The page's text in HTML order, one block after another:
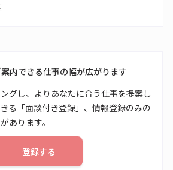
内できる仕事の幅が広がります
グし、よりあなたに合う仕事を提案し
る「面談付き登録」、情報登録のみの
あります。
登録する